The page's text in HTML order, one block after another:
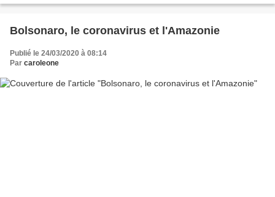
Bolsonaro, le coronavirus et l'Amazonie
Publié le 24/03/2020 à 08:14
Par caroleone